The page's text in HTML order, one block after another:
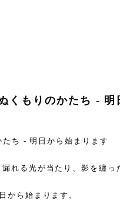
くもりのかたち - 明
たち -明日から始まります
れる光が当たり、影を纏
から始まります。